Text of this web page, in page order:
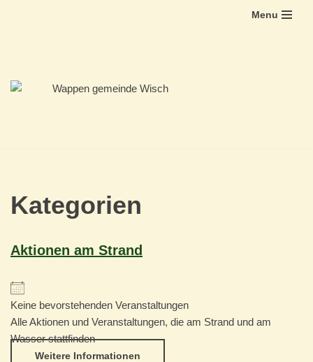
Menu
Kategorien
Aktionen am Strand
Keine bevorstehenden Veranstaltungen
Alle Aktionen und Veranstaltungen, die am Strand und am
Wasser stattfinden
Weitere Informationen